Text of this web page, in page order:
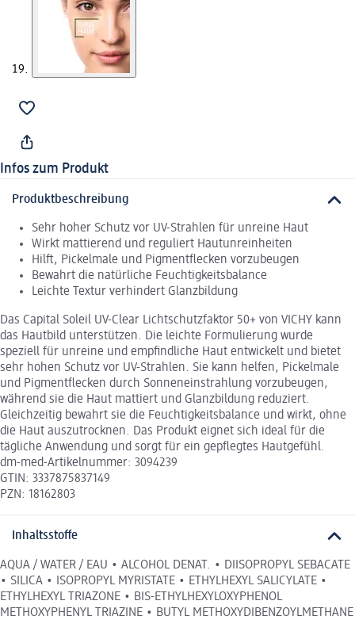
Infos zum Produkt
Produktbeschreibung
Sehr hoher Schutz vor UV-Strahlen für unreine Haut
Wirkt mattierend und reguliert Hautunreinheiten
Hilft, Pickelmale und Pigmentflecken vorzubeugen
Bewahrt die natürliche Feuchtigkeitsbalance
Leichte Textur verhindert Glanzbildung
Das Capital Soleil UV-Clear Lichtschutzfaktor 50+ von VICHY kann
das Hautbild unterstützen. Die leichte Formulierung wurde
speziell für unreine und empfindliche Haut entwickelt und bietet
sehr hohen Schutz vor UV-Strahlen. Sie kann helfen, Pickelmale
und Pigmentflecken durch Sonneneinstrahlung vorzubeugen,
während sie die Haut mattiert und Glanzbildung reduziert.
Gleichzeitig bewahrt sie die Feuchtigkeitsbalance und wirkt, ohne
die Haut auszutrocknen. Das Produkt eignet sich ideal für die
tägliche Anwendung und sorgt für ein gepflegtes Hautgefühl.
dm-med-Artikelnummer: 3094239
GTIN: 3337875837149
PZN: 18162803
Inhaltsstoffe
AQUA / WATER / EAU • ALCOHOL DENAT. • DIISOPROPYL SEBACATE
• SILICA • ISOPROPYL MYRISTATE • ETHYLHEXYL SALICYLATE •
ETHYLHEXYL TRIAZONE • BIS-ETHYLHEXYLOXYPHENOL
METHOXYPHENYL TRIAZINE • BUTYL METHOXYDIBENZOYLMETHANE